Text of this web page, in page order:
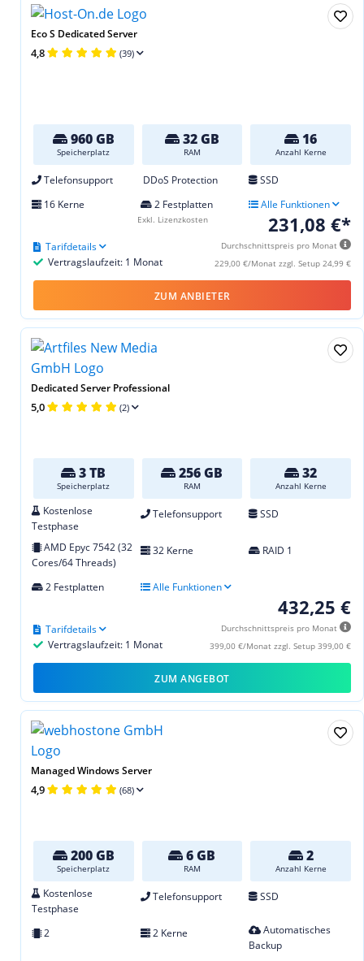
Eco S Dedicated Server
4,8 (39)
960 GB
Speicherplatz
32 GB
RAM
16
Anzahl Kerne
Telefonsupport DDoS Protection
SSD
16 Kerne
2 Festplatten Alle Funktionen
231,08 €*
Durchschnittspreis pro Monat
229,00 €/Monat zzgl. Setup 24,99 €
Vertragslaufzeit: 1 Monat
Tarifdetails
Exkl. Lizenzkosten
ZUM ANBIETER
Dedicated Server Professional
5,0 (2)
3 TB
Speicherplatz
256 GB
RAM
32
Anzahl Kerne
Kostenlose
Testphase
Telefonsupport SSD
AMD Epyc 7542 (32
Cores/64 Threads)
32 Kerne RAID 1
2 Festplatten Alle Funktionen
432,25 €
Durchschnittspreis pro Monat
399,00 €/Monat zzgl. Setup 399,00 €
Vertragslaufzeit: 1 Monat
Tarifdetails
ZUM ANGEBOT
Managed Windows Server
4,9 (68)
200 GB
Speicherplatz
6 GB
RAM
2
Anzahl Kerne
Kostenlose
Testphase
Telefonsupport SSD
2 2 Kerne
Automatisches
Backup